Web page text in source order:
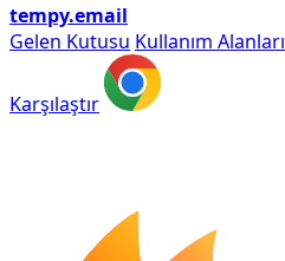
tempy.email
Gelen Kutusu Kullanım Alanları
Karşılaştır